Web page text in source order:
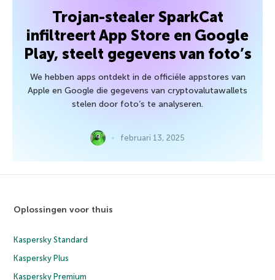
Trojan-stealer SparkCat
infiltreert App Store en Google
Play, steelt gegevens van foto’s
We hebben apps ontdekt in de officiële appstores van
Apple en Google die gegevens van cryptovalutawallets
stelen door foto’s te analyseren.
februari 13, 2025
Oplossingen voor thuis
Kaspersky Standard
Kaspersky Plus
Kaspersky Premium